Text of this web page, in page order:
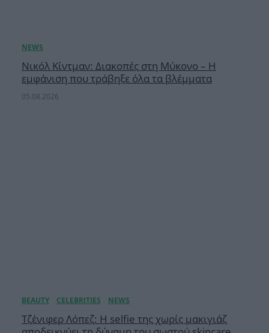
Νικόλ Κίντμαν: Διακοπές στη Μύκονο – Η
εμφάνιση που τράβηξε όλα τα βλέμματα
05.08.2026
Τζένιφερ Λόπεζ: Η selfie της χωρίς μακιγιάζ